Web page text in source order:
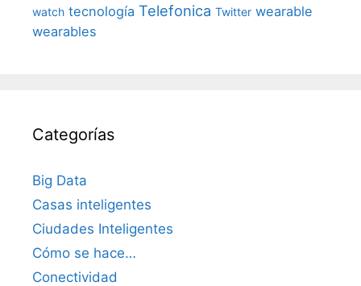
watch tecnología Telefonica Twitter wearable
wearables
Categorías
Big Data
Casas inteligentes
Ciudades Inteligentes
Cómo se hace…
Conectividad